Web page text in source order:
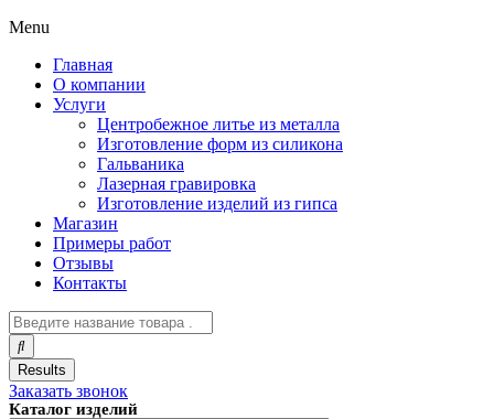
Menu
Главная
О компании
Услуги
Центробежное литье из металла
Изготовление форм из силикона
Гальваника
Лазерная гравировка
Изготовление изделий из гипса
Магазин
Примеры работ
Отзывы
Контакты
Results
Заказать звонок
Каталог изделий